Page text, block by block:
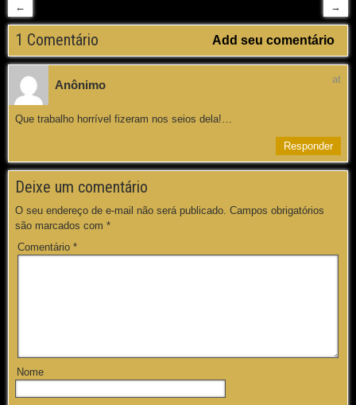
← →
1 Comentário Add seu comentário
Anônimo at
Que trabalho horrível fizeram nos seios dela!…
Responder
Deixe um comentário
O seu endereço de e-mail não será publicado. Campos obrigatórios
são marcados com *
Comentário *
Nome